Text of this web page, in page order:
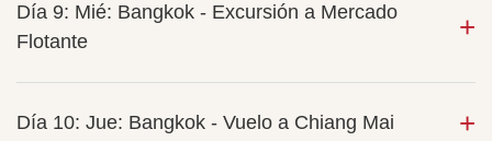
Día 9: Mié: Bangkok - Excursión a Mercado
Flotante
Día 10: Jue: Bangkok - Vuelo a Chiang Mai